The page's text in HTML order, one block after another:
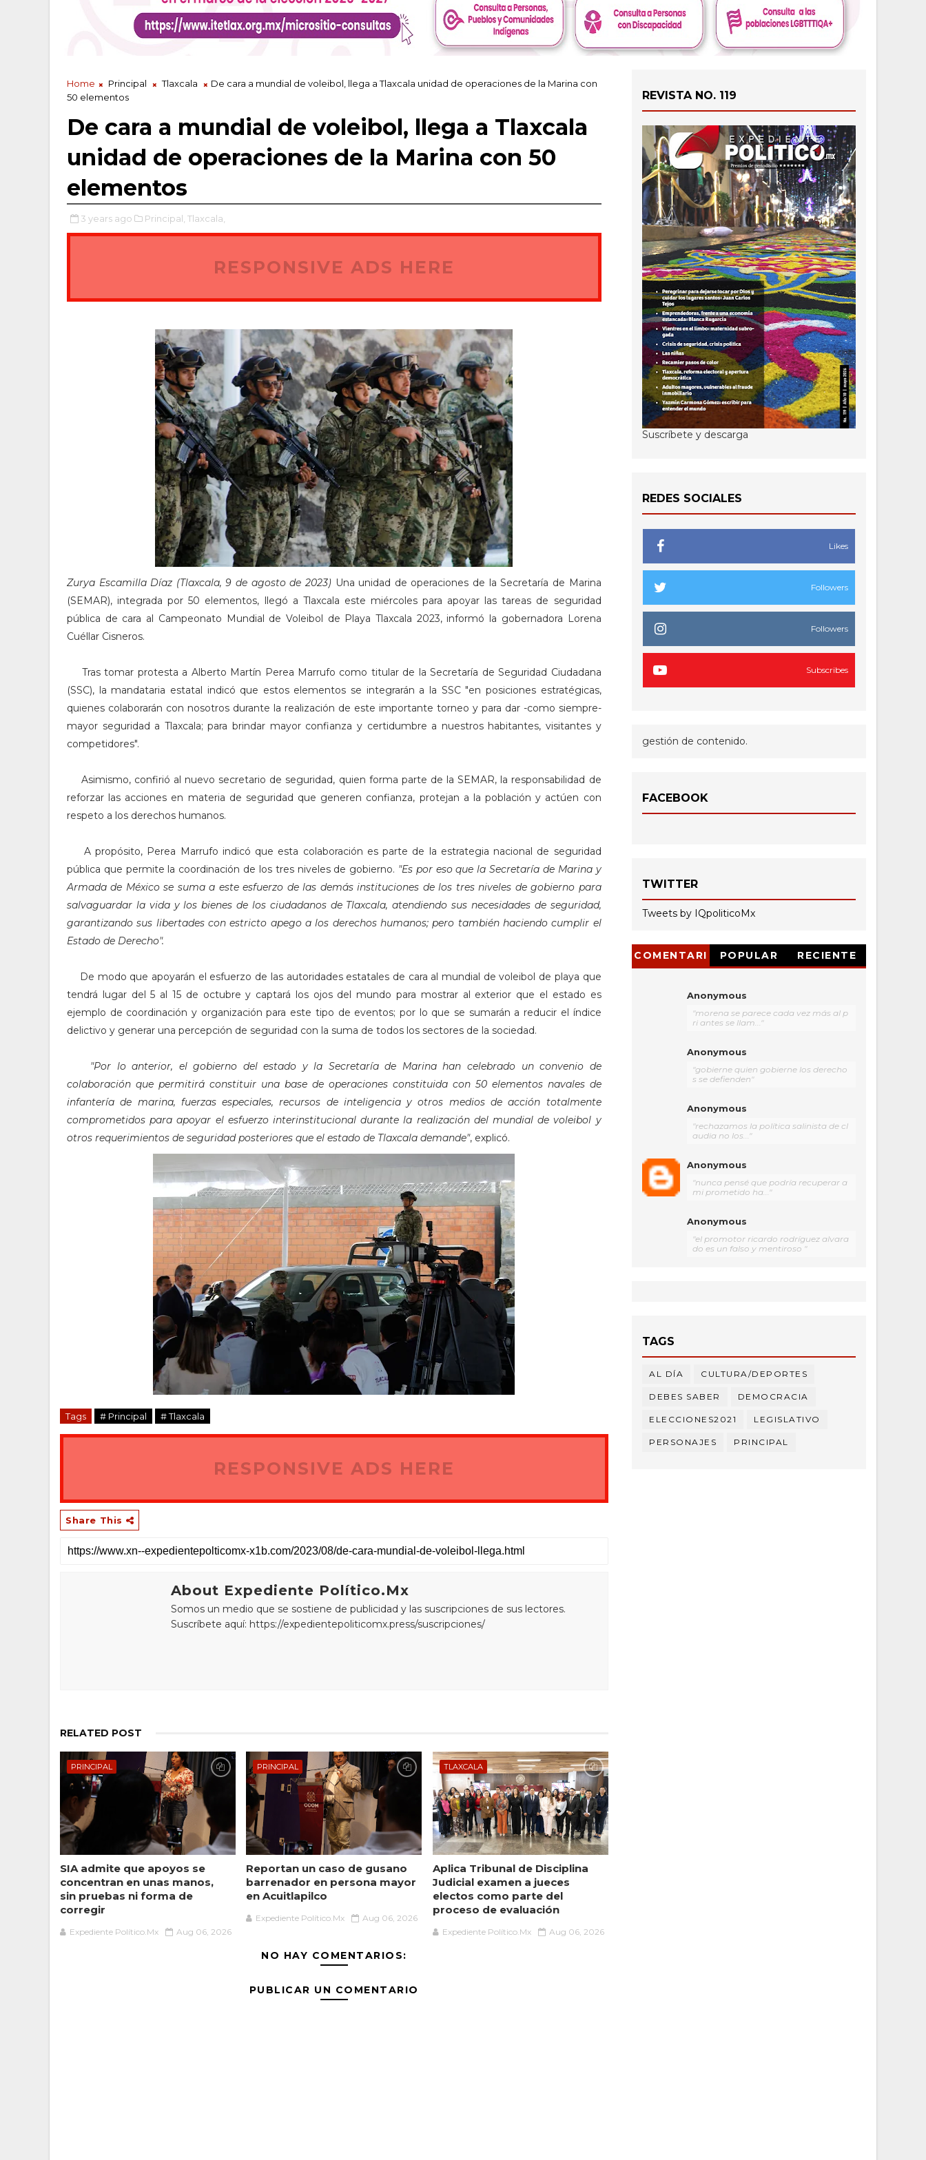
Home Principal Tlaxcala
De cara a mundial de voleibol, llega a Tlaxcala unidad de operaciones de la Marina con
50 elementos
De cara a mundial de voleibol, llega a Tlaxcala
unidad de operaciones de la Marina con 50
elementos
3 years ago Principal, Tlaxcala,
RESPONSIVE ADS HERE
Zurya Escamilla Díaz (Tlaxcala, 9 de agosto de 2023) Una unidad de operaciones de la Secretaría de Marina
(SEMAR), integrada por 50 elementos, llegó a Tlaxcala este miércoles para apoyar las tareas de seguridad
pública de cara al Campeonato Mundial de Voleibol de Playa Tlaxcala 2023, informó la gobernadora Lorena
Cuéllar Cisneros.
Tras tomar protesta a Alberto Martín Perea Marrufo como titular de la Secretaría de Seguridad Ciudadana
(SSC), la mandataria estatal indicó que estos elementos se integrarán a la SSC "en posiciones estratégicas,
quienes colaborarán con nosotros durante la realización de este importante torneo y para dar -como siempre-
mayor seguridad a Tlaxcala; para brindar mayor confianza y certidumbre a nuestros habitantes, visitantes y
competidores".
Asimismo, confirió al nuevo secretario de seguridad, quien forma parte de la SEMAR, la responsabilidad de
reforzar las acciones en materia de seguridad que generen confianza, protejan a la población y actúen con
respeto a los derechos humanos.
A propósito, Perea Marrufo indicó que esta colaboración es parte de la estrategia nacional de seguridad
pública que permite la coordinación de los tres niveles de gobierno. "Es por eso que la Secretaría de Marina y
Armada de México se suma a este esfuerzo de las demás instituciones de los tres niveles de gobierno para
salvaguardar la vida y los bienes de los ciudadanos de Tlaxcala, atendiendo sus necesidades de seguridad,
garantizando sus libertades con estricto apego a los derechos humanos; pero también haciendo cumplir el
Estado de Derecho".
De modo que apoyarán el esfuerzo de las autoridades estatales de cara al mundial de voleibol de playa que
tendrá lugar del 5 al 15 de octubre y captará los ojos del mundo para mostrar al exterior que el estado es
ejemplo de coordinación y organización para este tipo de eventos; por lo que se sumarán a reducir el índice
delictivo y generar una percepción de seguridad con la suma de todos los sectores de la sociedad.
"Por lo anterior, el gobierno del estado y la Secretaría de Marina han celebrado un convenio de
colaboración que permitirá constituir una base de operaciones constituida con 50 elementos navales de
infantería de marina, fuerzas especiales, recursos de inteligencia y otros medios de acción totalmente
comprometidos para apoyar el esfuerzo interinstitucional durante la realización del mundial de voleibol y
otros requerimientos de seguridad posteriores que el estado de Tlaxcala demande", explicó.
Tags # Principal # Tlaxcala
RESPONSIVE ADS HERE
Share This
About Expediente Político.Mx
Somos un medio que se sostiene de publicidad y las suscripciones de sus lectores.
Suscríbete aquí: https://expedientepoliticomx.press/suscripciones/
RELATED POST
PRINCIPAL
SIA admite que apoyos se
concentran en unas manos,
sin pruebas ni forma de
corregir
Expediente Político.Mx Aug 06, 2026
PRINCIPAL
Reportan un caso de gusano
barrenador en persona mayor
en Acuitlapilco
Expediente Político.Mx Aug 06, 2026
TLAXCALA
Aplica Tribunal de Disciplina
Judicial examen a jueces
electos como parte del
proceso de evaluación
Expediente Político.Mx Aug 06, 2026
NO HAY COMENTARIOS:
PUBLICAR UN COMENTARIO
REVISTA NO. 119
Suscríbete y descarga
REDES SOCIALES
Likes
Followers
Followers
Subscribes
gestión de contenido.
FACEBOOK
TWITTER
Tweets by IQpoliticoMx
COMENTARI
POPULAR RECIENTE
Anonymous
"morena se parece cada vez más al p
ri antes se llam..."
Anonymous
"gobierne quien gobierne los derecho
s se defienden"
Anonymous
"rechazamos la política salinista de cl
audia no los..."
Anonymous
"nunca pensé que podría recuperar a
mi prometido ha..."
Anonymous
"el promotor ricardo rodríguez alvara
do es un falso y mentiroso "
TAGS
AL DÍA CULTURA/DEPORTES
DEBES SABER DEMOCRACIA
ELECCIONES2021 LEGISLATIVO
PERSONAJES PRINCIPAL